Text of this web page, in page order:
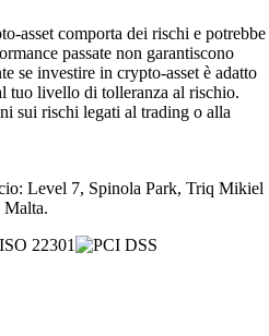
asset comporta dei rischi e potrebbe
passate non garantiscono
se investire in crypto-asset è adatto
tuo livello di tolleranza al rischio.
sui rischi legati al trading o alla
Level 7, Spinola Park, Triq Mikiel
Malta.